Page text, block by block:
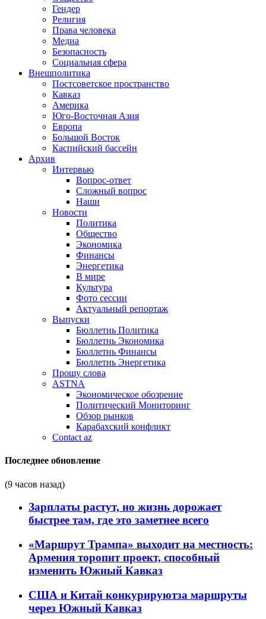
Гендер
Религия
Права человека
Медиа
Безопасность
Социальная сфера
Внешполитика
Постсоветское пространство
Кавказ
Америка
Юго-Восточная Азия
Европа
Большой Восток
Каспийский бассейн
Архив
Интервью
Вопрос-ответ
Сложный вопрос
Наши
Новости
Политика
Общество
Экономика
Финансы
Энергетика
В мире
Культура
Фото сессии
Актуальный репортаж
Выпуски
Бюллетнь Политика
Бюллетнь Экономика
Бюллетнь Финансы
Бюллетнь Энергетика
Прошу слова
ASTNA
Экономическое обозрение
Политический Мониторинг
Обзор рынков
Карабахский конфликт
Contact az
Последнее обновление
(9 часов назад)
Зарплаты растут, но жизнь дорожает
быстрее там, где это заметнее всего
«Маршрут Трампа» выходит на местность:
Армения торопит проект, способный
изменить Южный Кавказ
США и Китай конкурируютза маршруты
через Южный Кавказ